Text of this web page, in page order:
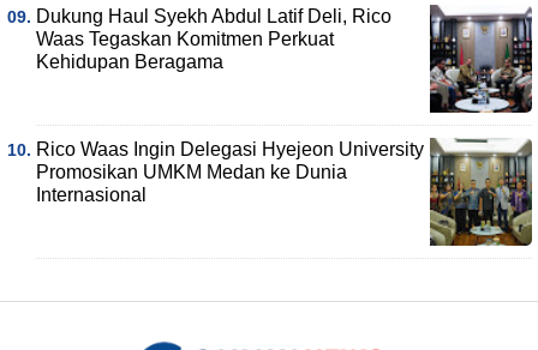
Dukung Haul Syekh Abdul Latif Deli, Rico
Waas Tegaskan Komitmen Perkuat
Kehidupan Beragama
Rico Waas Ingin Delegasi Hyejeon University
Promosikan UMKM Medan ke Dunia
Internasional